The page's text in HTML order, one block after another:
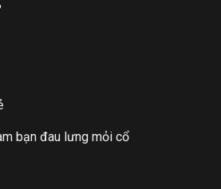
bạn đau lưng mỏi cổ